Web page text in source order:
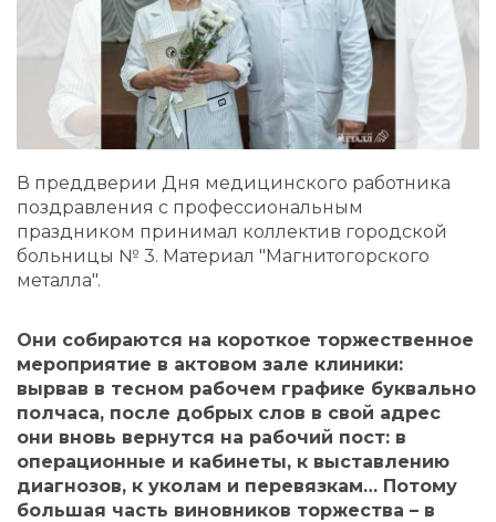
В преддверии Дня медицинского работника
поздравления с профессиональным
праздником принимал коллектив городской
больницы № 3. Материал "Магнитогорского
металла".
Они собираются на короткое торжественное
мероприятие в актовом зале клиники:
вырвав в тесном рабочем графике буквально
полчаса, после добрых слов в свой адрес
они вновь вернутся на рабочий пост: в
операционные и кабинеты, к выставлению
диагнозов, к уколам и перевязкам… Потому
большая часть виновников торжества – в